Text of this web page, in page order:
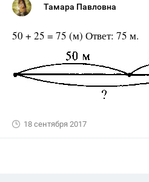
Тамара Павловна
50 + 25 = 75 (м) Ответ: 75 м.
18 сентября 2017